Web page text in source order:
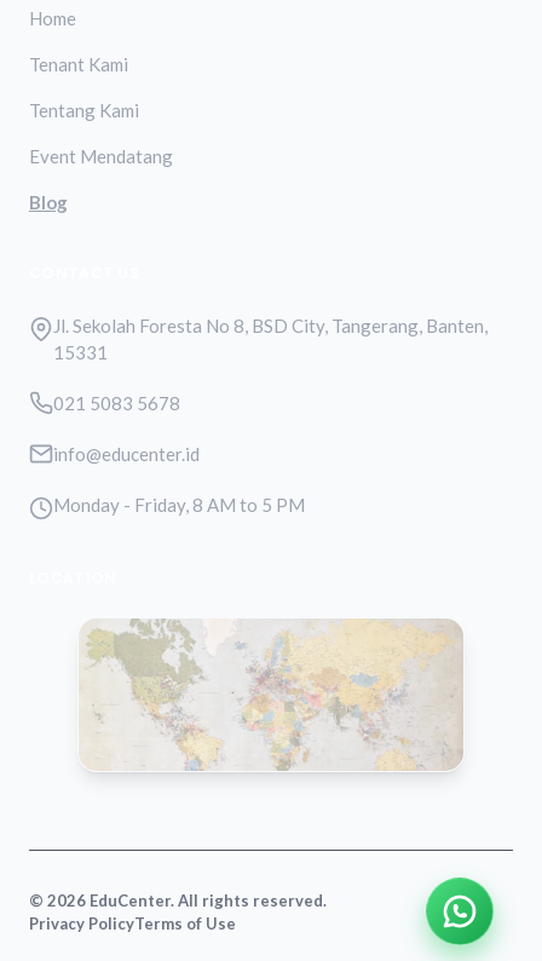
Home
Tenant Kami
Tentang Kami
Event Mendatang
Blog
Jl. Sekolah Foresta No 8, BSD City, Tangerang, Banten,
15331
021 5083 5678
info@educenter.id
Monday - Friday, 8 AM to 5 PM
© 2026 EduCenter. All rights reserved.
Privacy PolicyTerms of Use